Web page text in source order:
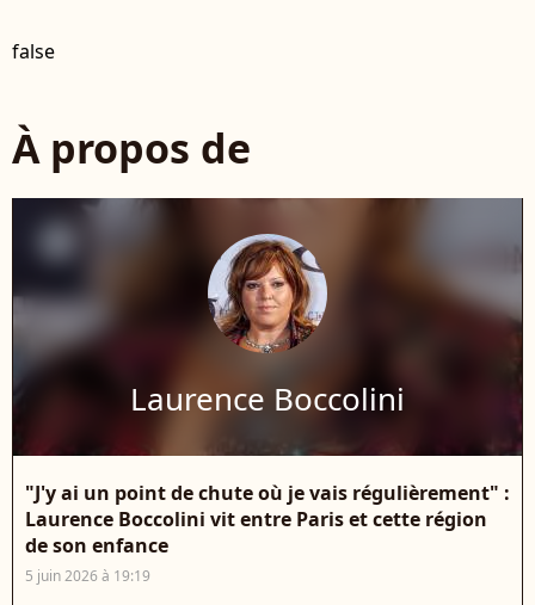
false
À propos de
Laurence Boccolini
"J'y ai un point de chute où je vais régulièrement" :
Laurence Boccolini vit entre Paris et cette région
de son enfance
5 juin 2026 à 19:19